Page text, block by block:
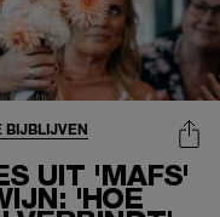
UIT 'MAFS'
'HOE
BIJBLIJVEN